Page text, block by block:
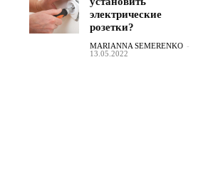
электрические
розетки?
MARIANNA SEMERENKO -
13.05.2022